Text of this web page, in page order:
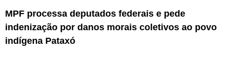
MPF processa deputados federais e pede
indenização por danos morais coletivos ao povo
indígena Pataxó